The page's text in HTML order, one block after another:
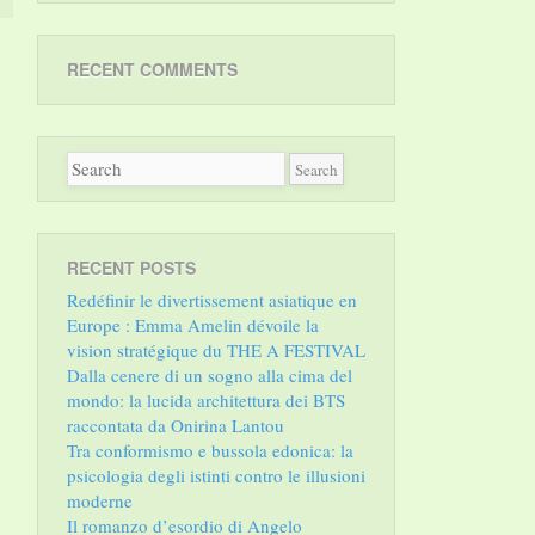
RECENT COMMENTS
RECENT POSTS
Redéfinir le divertissement asiatique en
Europe : Emma Amelin dévoile la
vision stratégique du THE A FESTIVAL
Dalla cenere di un sogno alla cima del
mondo: la lucida architettura dei BTS
raccontata da Onirina Lantou
Tra conformismo e bussola edonica: la
psicologia degli istinti contro le illusioni
moderne
Il romanzo d’esordio di Angelo